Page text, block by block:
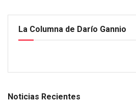
La Columna de Darío Gannio
Noticias Recientes